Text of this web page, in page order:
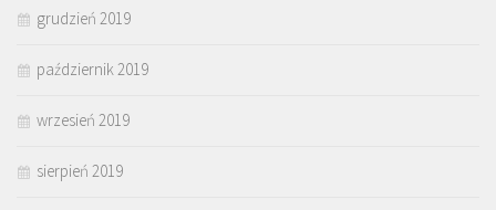
grudzień 2019
październik 2019
wrzesień 2019
sierpień 2019